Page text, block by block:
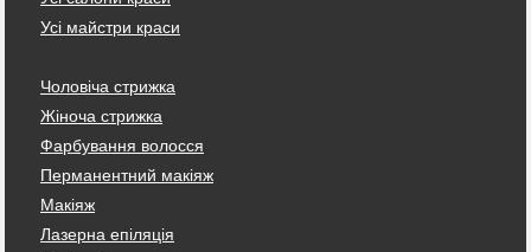
Усі майстри краси
Чоловіча стрижка
Жіноча стрижка
Фарбування волосся
Перманентний макіяж
Макіяж
Лазерна епіляція